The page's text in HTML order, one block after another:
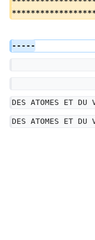
-----
DES ATOMES ET
DES ATOMES ET